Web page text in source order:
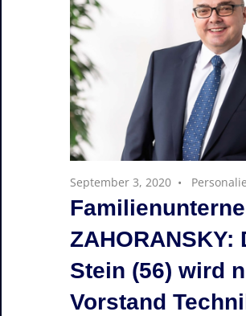
September 3, 2020 Personalie
ZAHORANSKY:
Stein (56) wird
Vorstand